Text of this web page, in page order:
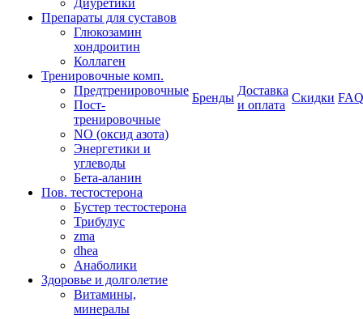
Диуретики
Препараты для суставов
Глюкозамин
хондроитин
Коллаген
Тренировочные комп.
Предтренировочные
Пост-
тренировочные
NO (оксид азота)
Энергетики и
углеводы
Бета-аланин
Пов. тестостерона
Бустер тестостерона
Трибулус
zma
dhea
Анаболики
Здоровье и долголетие
Витамины,
минералы
Бренды
Доставка
и оплата
Скидки FAQ